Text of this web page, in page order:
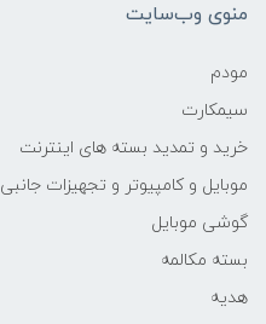
منوی وب‌سایت
مودم
سیمکارت
خرید و تمدید بسته های اینترنت
موبایل و کامپیوتر و تجهیزات جانبی
گوشی موبایل
بسته مکالمه
هدیه